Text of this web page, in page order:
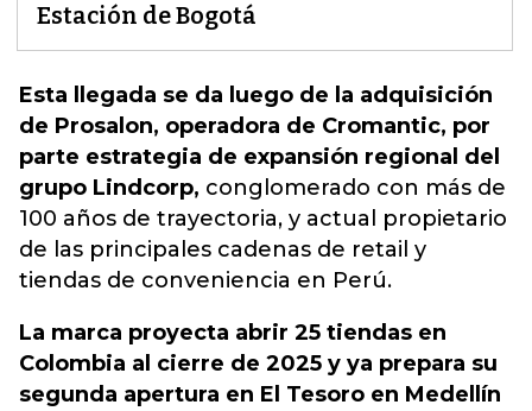
Estación de Bogotá
Esta llegada se da luego de la adquisición
de Prosalon, operadora de Cromantic, por
parte estrategia de expansión regional del
grupo Lindcorp, conglomerado con más de
100 años de trayectoria, y actual propietario
de las principales cadenas de retail y
tiendas de conveniencia en Perú.
La marca proyecta abrir 25 tiendas en
Colombia al cierre de 2025 y ya prepara su
segunda apertura en El Tesoro en Medellín